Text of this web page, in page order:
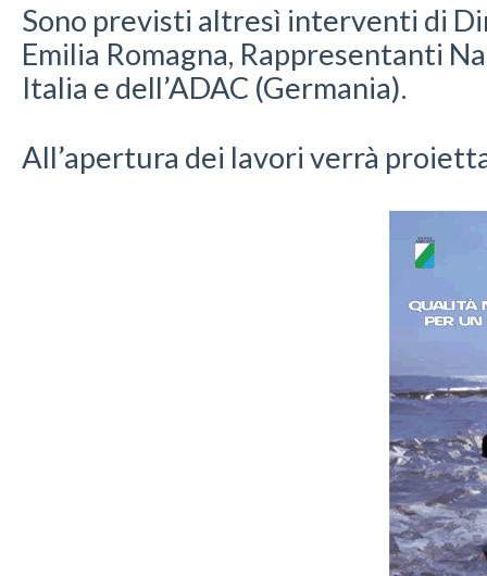
Sono previsti altresì interventi di
Emilia Romagna, Rappresentanti
Italia e dell’ADAC (Germania).
All’apertura dei lavori verrà